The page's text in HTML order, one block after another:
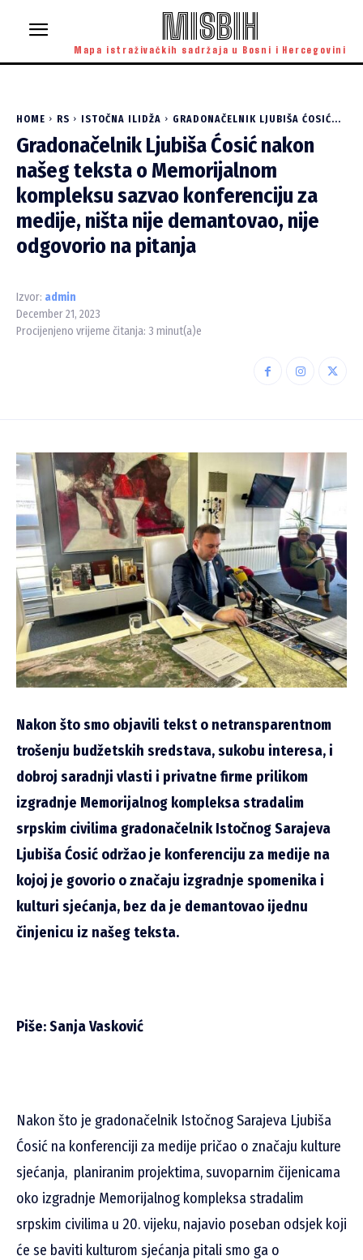
MISBIH
Mapa istraživačkih sadržaja u Bosni i Hercegovini
HOME RS ISTOČNA ILIDŽA GRADONAČELNIK LJUBIŠA ĆOSIĆ...
Gradonačelnik Ljubiša Ćosić nakon
našeg teksta o Memorijalnom
kompleksu sazvao konferenciju za
medije, ništa nije demantovao, nije
odgovorio na pitanja
Izvor: admin
December 21, 2023
Procijenjeno vrijeme čitanja: 3 minut(a)e
Nakon što smo objavili tekst o netransparentnom
trošenju budžetskih sredstava, sukobu interesa, i
dobroj saradnji vlasti i privatne firme prilikom
izgradnje Memorijalnog kompleksa stradalim
srpskim civilima gradonačelnik Istočnog Sarajeva
Ljubiša Ćosić održao je konferenciju za medije na
kojoj je govorio o značaju izgradnje spomenika i
kulturi sjećanja, bez da je demantovao ijednu
činjenicu iz našeg teksta.
Piše: Sanja Vasković
Nakon što je gradonačelnik Istočnog Sarajeva Ljubiša
Ćosić na konferenciji za medije pričao o značaju kulture
sjećanja, planiranim projektima, suvoparnim čijenicama
oko izgradnje Memorijalnog kompleksa stradalim
srpskim civilima u 20. vijeku, najavio poseban odsjek koji
će se baviti kulturom sjećanja pitali smo ga o